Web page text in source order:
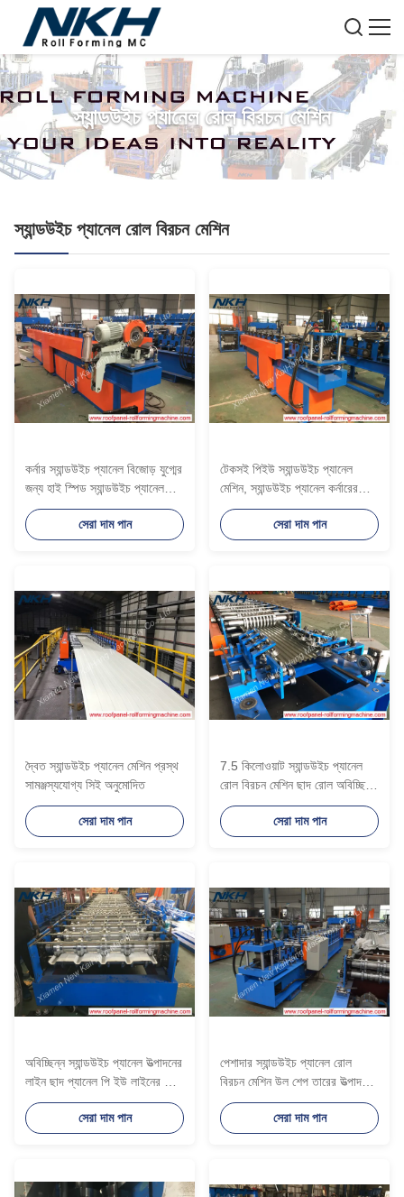
স্যান্ডউইচ প্যানেল রোল বিরচন মেশিন
স্যান্ডউইচ প্যানেল রোল বিরচন মেশিন
কর্নার স্যান্ডউইচ প্যানেল বিজোড় যুগ্মের
জন্য হাই স্পিড স্যান্ডউইচ প্যানেল
রোল বিরচন মেশিন
সেরা দাম পান
টেকসই পিইউ স্যান্ডউইচ প্যানেল
মেশিন, স্যান্ডউইচ প্যানেল কর্নারের
জন্য রোল ফর্মিং মেশিন
সেরা দাম পান
দ্বৈত স্যান্ডউইচ প্যানেল মেশিন প্রস্থ
সামঞ্জস্যযোগ্য সিই অনুমোদিত
সেরা দাম পান
7.5 কিলোওয়াট স্যান্ডউইচ প্যানেল
রোল বিরচন মেশিন ছাদ রোল অবিচ্ছিন্ন
পিইউ লাইন জন্য প্রাক্তন
সেরা দাম পান
অবিচ্ছিন্ন স্যান্ডউইচ প্যানেল উত্পাদনের
লাইন ছাদ প্যানেল পি ইউ লাইনের সাথে
প্রাক্তন কাজ রোল করে
সেরা দাম পান
পেশাদার স্যান্ডউইচ প্যানেল রোল
বিরচন মেশিন উল শেপ তারের উত্পাদন
লাইন
সেরা দাম পান